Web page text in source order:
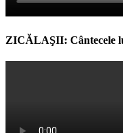
ZICĂLAŞII: Cântecele